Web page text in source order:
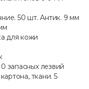
50 шт. Антик. 9 мм
для кожи
запасных лезвий
ткани. 5